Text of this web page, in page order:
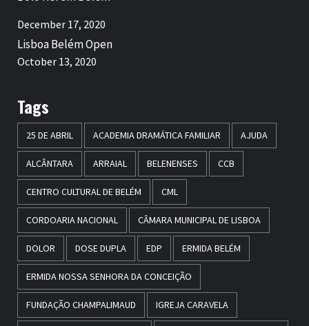
December 17, 2020
Lisboa Belém Open
October 13, 2020
Tags
25 DE ABRIL ACADEMIA DRAMÁTICA FAMILIAR AJUDA
ALCÂNTARA ARRAIAL BELENENSES CCB
CENTRO CULTURAL DE BELÉM CML
CORDOARIA NACIONAL CÂMARA MUNICIPAL DE LISBOA
DOLOR DOSE DUPLA EDP ERMIDA BELÉM
ERMIDA NOSSA SENHORA DA CONCEIÇÃO
FUNDAÇÃO CHAMPALIMAUD IGREJA CARAVELA